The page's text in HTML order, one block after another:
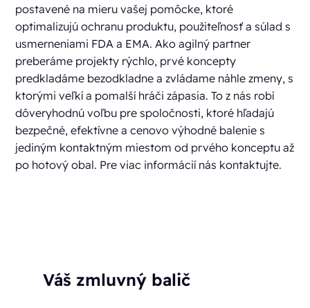
postavené na mieru vašej pomôcke, ktoré
optimalizujú ochranu produktu, použiteľnosť a súlad s
usmerneniami FDA a EMA. Ako agilný partner
preberáme projekty rýchlo, prvé koncepty
predkladáme bezodkladne a zvládame náhle zmeny, s
ktorými veľkí a pomalší hráči zápasia. To z nás robí
dôveryhodnú voľbu pre spoločnosti, ktoré hľadajú
bezpečné, efektívne a cenovo výhodné balenie s
jediným kontaktným miestom od prvého konceptu až
po hotový obal. Pre viac informácií nás kontaktujte.
Váš zmluvný balič